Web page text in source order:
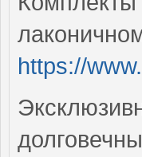
https://